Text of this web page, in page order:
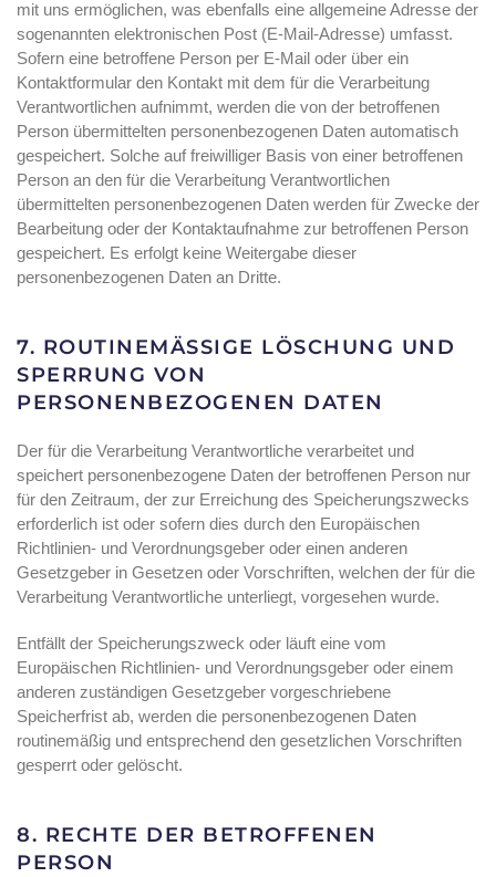
mit uns ermöglichen, was ebenfalls eine allgemeine Adresse der
sogenannten elektronischen Post (E-Mail-Adresse) umfasst.
Sofern eine betroffene Person per E-Mail oder über ein
Kontaktformular den Kontakt mit dem für die Verarbeitung
Verantwortlichen aufnimmt, werden die von der betroffenen
Person übermittelten personenbezogenen Daten automatisch
gespeichert. Solche auf freiwilliger Basis von einer betroffenen
Person an den für die Verarbeitung Verantwortlichen
übermittelten personenbezogenen Daten werden für Zwecke der
Bearbeitung oder der Kontaktaufnahme zur betroffenen Person
gespeichert. Es erfolgt keine Weitergabe dieser
personenbezogenen Daten an Dritte.
7. ROUTINEMÄSSIGE LÖSCHUNG UND S
PERRUNG VON P
ERSONENBEZOGENEN DATEN
Der für die Verarbeitung Verantwortliche verarbeitet und
speichert personenbezogene Daten der betroffenen Person nur
für den Zeitraum, der zur Erreichung des Speicherungszwecks
erforderlich ist oder sofern dies durch den Europäischen
Richtlinien- und Verordnungsgeber oder einen anderen
Gesetzgeber in Gesetzen oder Vorschriften, welchen der für die
Verarbeitung Verantwortliche unterliegt, vorgesehen wurde.
Entfällt der Speicherungszweck oder läuft eine vom
Europäischen Richtlinien- und Verordnungsgeber oder einem
anderen zuständigen Gesetzgeber vorgeschriebene
Speicherfrist ab, werden die personenbezogenen Daten
routinemäßig und entsprechend den gesetzlichen Vorschriften
gesperrt oder gelöscht.
8. RECHTE DER BETROFFENEN
PERSON